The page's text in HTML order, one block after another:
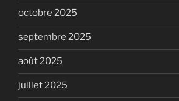
octobre 2025
septembre 2025
août 2025
juillet 2025